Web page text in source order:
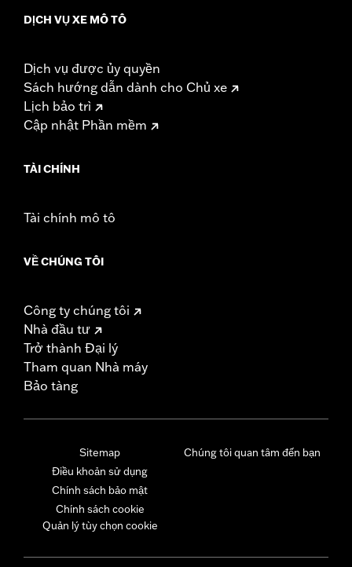
DỊCH VỤ XE MÔ TÔ
Dịch vụ được ủy quyền
Sách hướng dẫn dành cho Chủ xe
Lịch bảo trì
Cập nhật Phần mềm
TÀI CHÍNH
Tài chính mô tô
VỀ CHÚNG TÔI
Công ty chúng tôi
Nhà đầu tư
Trở thành Đại lý
Tham quan Nhà máy
Bảo tàng
Sitemap
Điều khoản sử dụng
Chính sách bảo mật
Chính sách cookie
Quản lý tùy chọn cookie
Chúng tôi quan tâm đến bạn